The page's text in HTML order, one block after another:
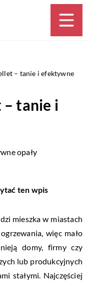
– tanie i efektywne
– tanie i
ten wpis
mieszka w miastach
więc mało
domy, firmy czy
lub produkcyjnych
stałymi. Najczęściej